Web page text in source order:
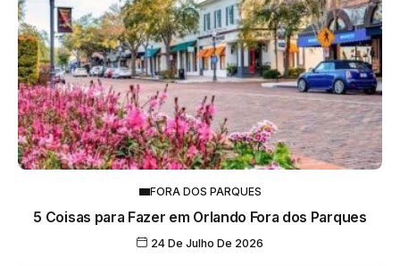
FORA DOS PARQUES
5 Coisas para Fazer em Orlando Fora dos Parques
24 De Julho De 2026